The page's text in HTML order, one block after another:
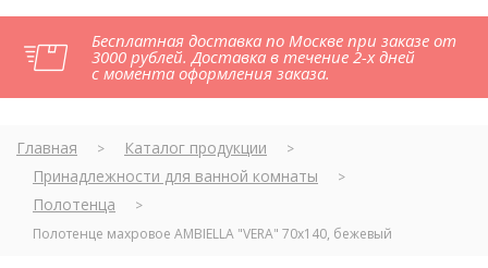
Бесплатная доставка по Москве при заказе от
3000 рублей. Доставка в течение 2-х дней
с момента оформления заказа.
Главная > Каталог продукции >
Принадлежности для ванной комнаты >
Полотенца
>
Полотенце махровое AMBIELLA "VERA" 70х140, бежевый